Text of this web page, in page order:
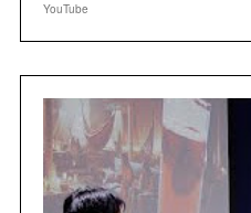
YouTube